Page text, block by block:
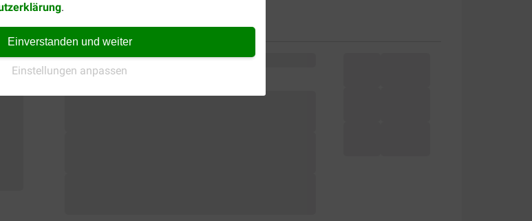
.
Einverstanden und weiter
Einstellungen anpassen